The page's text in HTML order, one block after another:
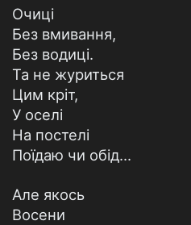
Очиці
Без вмивання,
Без водиці.
Та не журиться
Цим кріт,
У оселі
На постелі
Поїдаю чи обід...
Але якось
Восени